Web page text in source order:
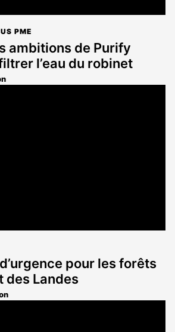
PME
ambitions de Purify
l’eau du robinet
pour les forêts
des Landes